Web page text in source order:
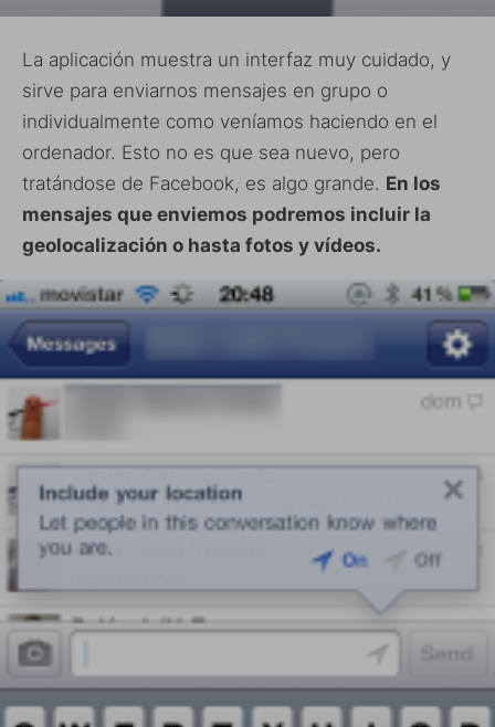
La aplicación muestra un interfaz muy cuidado, y
sirve para enviarnos mensajes en grupo o
individualmente como veníamos haciendo en el
ordenador. Esto no es que sea nuevo, pero
tratándose de Facebook, es algo grande. En los
mensajes que enviemos podremos incluir la
geolocalización o hasta fotos y vídeos.